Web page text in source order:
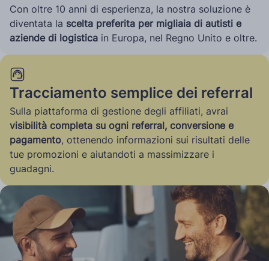
Con oltre 10 anni di esperienza, la nostra soluzione è
diventata la scelta preferita per migliaia di autisti e
aziende di logistica in Europa, nel Regno Unito e oltre.
Tracciamento semplice dei referral
Sulla piattaforma di gestione degli affiliati, avrai
visibilità completa su ogni referral, conversione e
pagamento, ottenendo informazioni sui risultati delle
tue promozioni e aiutandoti a massimizzare i
guadagni.